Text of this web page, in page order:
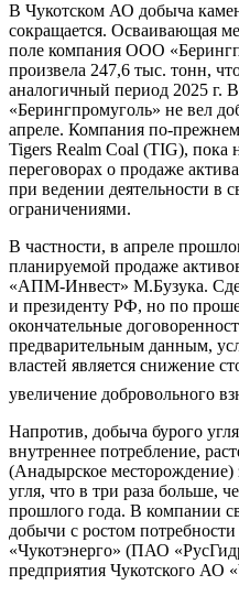
В Чукотском АО добыча
сокращается. Осваивающая
поле компания ООО
произвела 247,6 тыс. тонн,
аналогичный период 2025 г.
«Берингпромуголь» не вел
апреле. Компания по-
Tigers Realm Coal (TIG), пока
переговорах о продаже
при ведении деятельности в
ограничениями.
В частности, в апреле
планируемой продаже
«АПМ-Инвест» М.Бузука.
и президенту РФ, но по
окончательные
предварительным данным,
властей является снижение
увеличение добровольного
Напротив, добыча бурого
внутреннее потребление,
(Анадырское месторождение)
угля, что в три раза больше,
прошлого года. В компании
добычи с ростом
«Чукотэнерго» (ПАО
предприятия Чукотского АО